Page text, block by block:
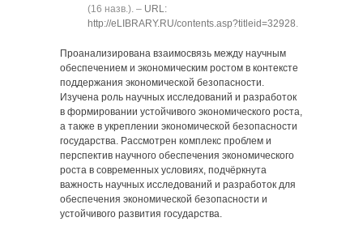
(16 назв.). ‒ URL:
http://eLIBRARY.RU/contents.asp?titleid=32928.
Проанализирована взаимосвязь между научным
обеспечением и экономическим ростом в контексте
поддержания экономической безопасности.
Изучена роль научных исследований и разработок
в формировании устойчивого экономического роста,
а также в укреплении экономической безопасности
государства. Рассмотрен комплекс проблем и
перспектив научного обеспечения экономического
роста в современных условиях, подчёркнута
важность научных исследований и разработок для
обеспечения экономической безопасности и
устойчивого развития государства.